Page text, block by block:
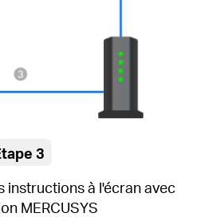
3
instructions à l'écran avec
MERCUSYS